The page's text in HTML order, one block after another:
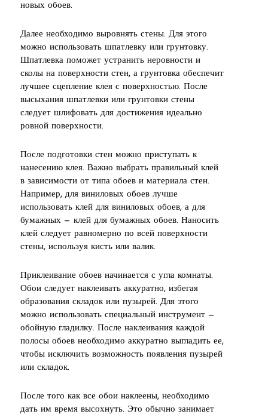
новых обоев.
Далее необходимо выровнять стены. Для этого
можно использовать шпатлевку или грунтовку.
Шпатлевка поможет устранить неровности и
сколы на поверхности стен, а грунтовка обеспечит
лучшее сцепление клея с поверхностью. После
высыхания шпатлевки или грунтовки стены
следует шлифовать для достижения идеально
ровной поверхности.
После подготовки стен можно приступать к
нанесению клея. Важно выбрать правильный клей
в зависимости от типа обоев и материала стен.
Например, для виниловых обоев лучше
использовать клей для виниловых обоев, а для
бумажных — клей для бумажных обоев. Наносить
клей следует равномерно по всей поверхности
стены, используя кисть или валик.
Приклеивание обоев начинается с угла комнаты.
Обои следует наклеивать аккуратно, избегая
образования складок или пузырей. Для этого
можно использовать специальный инструмент —
обойную гладилку. После наклеивания каждой
полосы обоев необходимо аккуратно выгладить ее,
чтобы исключить возможность появления пузырей
или складок.
После того как все обои наклеены, необходимо
дать им время высохнуть. Это обычно занимает